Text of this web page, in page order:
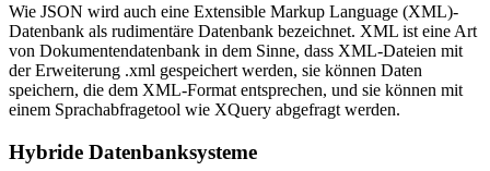
Wie JSON wird auch eine Extensible Markup Language (XML)-
Datenbank als rudimentäre Datenbank bezeichnet. XML ist eine Art
von Dokumentendatenbank in dem Sinne, dass XML-Dateien mit
der Erweiterung .xml gespeichert werden, sie können Daten
speichern, die dem XML-Format entsprechen, und sie können mit
einem Sprachabfragetool wie XQuery abgefragt werden.
Hybride Datenbanksysteme